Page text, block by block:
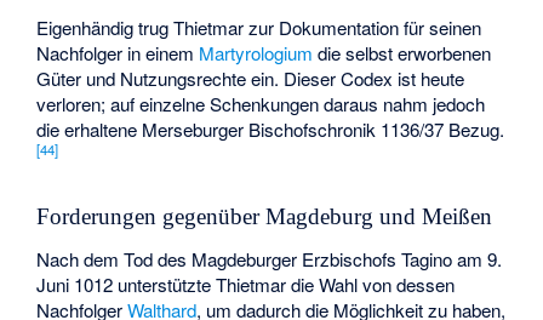
Eigenhändig trug Thietmar zur Dokumentation für seinen
Nachfolger in einem Martyrologium die selbst erworbenen
Güter und Nutzungsrechte ein. Dieser Codex ist heute
verloren; auf einzelne Schenkungen daraus nahm jedoch
die erhaltene Merseburger Bischofschronik 1136/37 Bezug.
[44]
Forderungen gegenüber Magdeburg und Meißen
Nach dem Tod des Magdeburger Erzbischofs Tagino am 9.
Juni 1012 unterstützte Thietmar die Wahl von dessen
NachfolgerWalthard, um dadurch die Möglichkeit zu haben,